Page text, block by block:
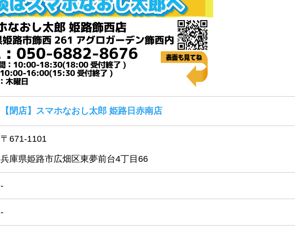
【閉店】スマホなおし太郎 姫路日赤南店
〒671-1101
兵庫県姫路市広畑区東夢前台4丁目66
-
-